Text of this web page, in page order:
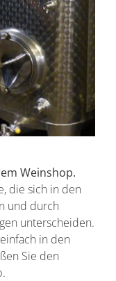
Weinshop.
die sich in den
und durch
unterscheiden.
in den
Sie den